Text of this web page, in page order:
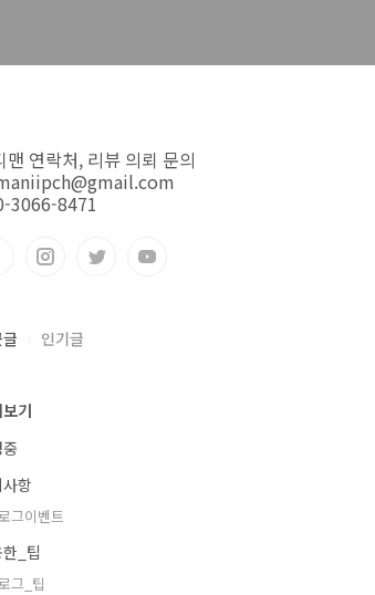
맨 연락처, 리뷰 의뢰 문의
3066-8471
인기글
기
항
그이벤트
_팁
그_팁